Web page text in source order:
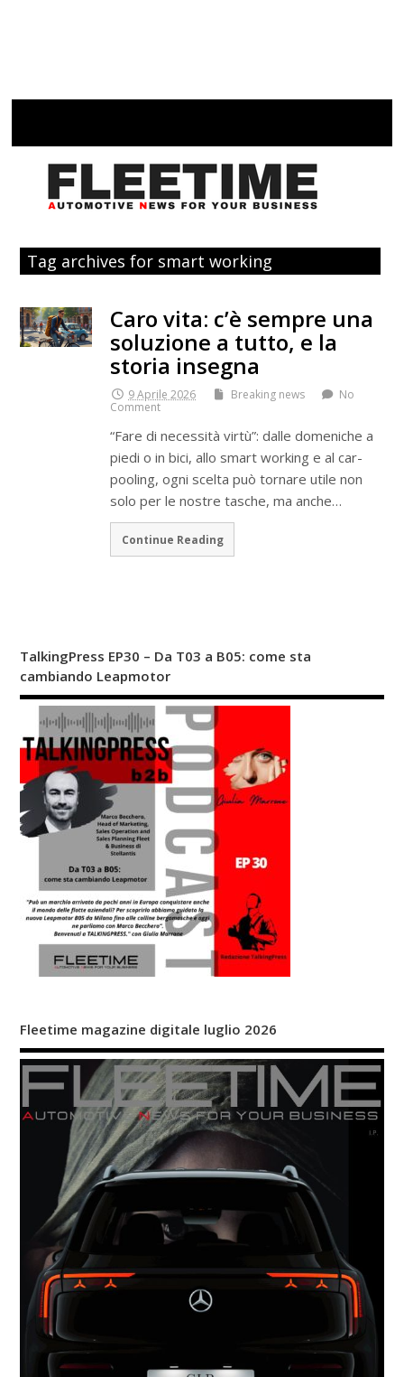
Tag archives for smart working
Caro vita: c’è sempre una
soluzione a tutto, e la
storia insegna
9 Aprile 2026 Breaking news
No
Comment
“Fare di necessità virtù”: dalle domeniche a
piedi o in bici, allo smart working e al car-
pooling, ogni scelta può tornare utile non
solo per le nostre tasche, ma anche…
Continue Reading
TalkingPress EP30 – Da T03 a B05: come sta
cambiando Leapmotor
Fleetime magazine digitale luglio 2026